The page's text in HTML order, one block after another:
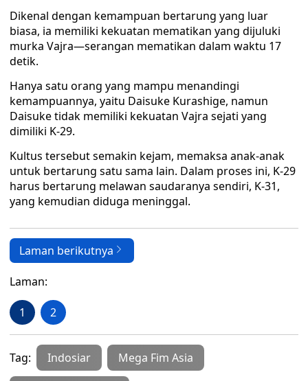
Dikenal dengan kemampuan bertarung yang luar
biasa, ia memiliki kekuatan mematikan yang dijuluki
murka Vajra—serangan mematikan dalam waktu 17
detik.
Hanya satu orang yang mampu menandingi
kemampuannya, yaitu Daisuke Kurashige, namun
Daisuke tidak memiliki kekuatan Vajra sejati yang
dimiliki K-29.
Kultus tersebut semakin kejam, memaksa anak-anak
untuk bertarung satu sama lain. Dalam proses ini, K-29
harus bertarung melawan saudaranya sendiri, K-31,
yang kemudian diduga meninggal.
Laman berikutnya
Laman:
1 2
Tag: Indosiar Mega Fim Asia